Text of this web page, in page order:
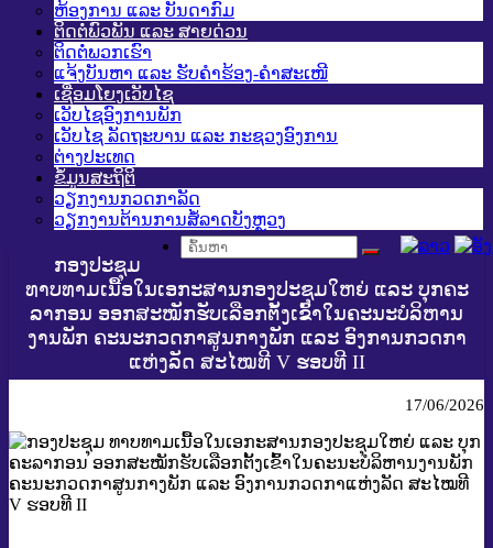
ຫ້ອງການ ແລະ ບັນດາກົມ
ຕິດຕໍ່ພົວພັນ ແລະ ສາຍດ່ວນ
ຕິດຕໍ່ພວກເຮົາ
ແຈ້ງບັນຫາ ແລະ ຮັບຄໍາຮ້ອງ-ຄໍາສະເໜີ
ເຊື່ອມໂຍງເວັບໄຊ
ເວັບໄຊອົງການພັກ
ເວັບໄຊ ລັດຖະບານ ແລະ ກະຊວງອົງການ
ຕ່າງປະເທດ
ຂໍ້ມູນສະຖິຕິ
ວຽກງານກວດກາລັດ
ວຽກງານຕ້ານການສໍ້ລາດບັງຫຼວງ
ກອງປະຊຸມ
ທາບທາມເນື້ອໃນເອກະສານກອງປະຊຸມໃຫຍ່ ແລະ ບຸກຄະ
ລາກອນ ອອກສະໝັກຮັບເລືອກຕັ້ງເຂົ້າໃນຄະນະບໍລິຫານ
ງານພັກ ຄະນະກວດກາສູນກາງພັກ ແລະ ອົງການກວດກາ
ແຫ່ງລັດ ສະໄໝທີ V ຮອບທີ II
17/06/2026